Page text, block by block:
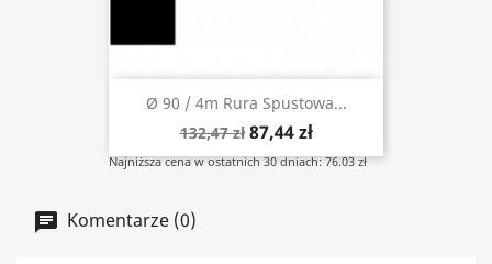
Ø 90 / 4m Rura Spustowa...
132,47 zł 87,44 zł
Najniższa cena w ostatnich 30 dniach: 76.03 zł
Komentarze (0)